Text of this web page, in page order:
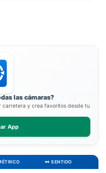
las cámaras?
carretera y crea favoritos desde tu
App
SENTIDO